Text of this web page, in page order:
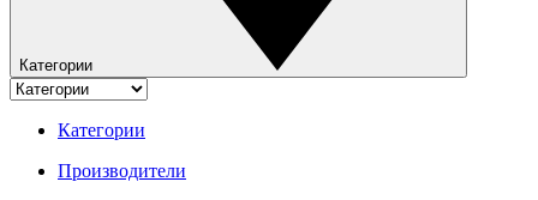
Категории
Категории
Производители